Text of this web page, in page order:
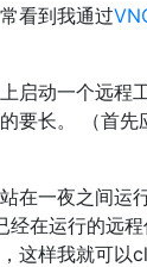
看到我通过
启动一个远程
要长。 （首
在一夜之间运
经在运行的远
，这样我就可